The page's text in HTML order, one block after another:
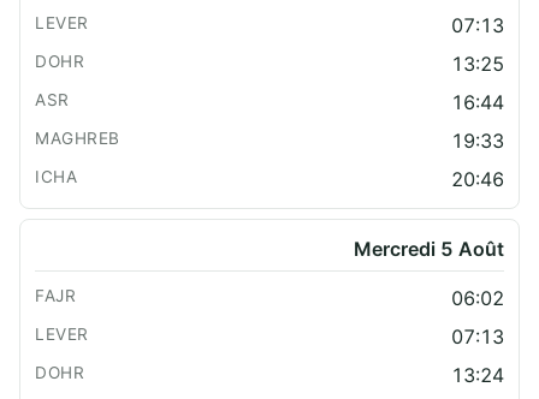
07:13
13:25
16:44
19:33
20:46
Mercredi 5 Août
06:02
07:13
13:24